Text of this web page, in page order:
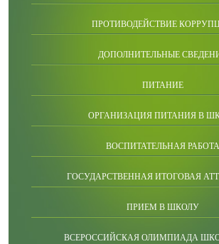
ПРОТИВОДЕЙСТВИЕ
ДОПОЛНИТЕЛЬНЫЕ
ПИТАНИЕ
ОРГАНИЗАЦИЯ ПИТАНИЯ В
ВОСПИТАТЕЛЬНАЯ РАБОТА
ГОСУДАРСТВЕННАЯ ИТОГОВАЯ
ПРИЕМ В ШКОЛУ
ВСЕРОССИЙСКАЯ ОЛИМПИАДА